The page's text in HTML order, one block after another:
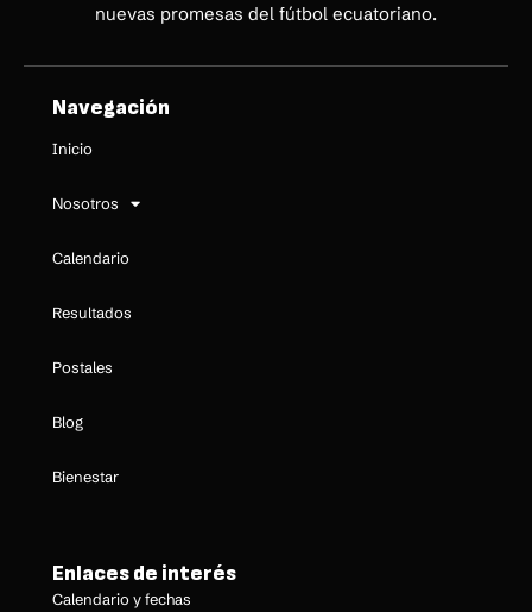
nuevas promesas del fútbol ecuatoriano.
Navegación
Inicio
Nosotros
Calendario
Resultados
Postales
Blog
Bienestar
Enlaces de interés
Calendario y fechas